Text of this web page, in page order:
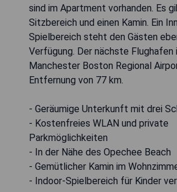
sind im Apartment vorhanden. Es
Sitzbereich und einen Kamin. Ein
Spielbereich steht den Gästen
Verfügung. Der nächste Flughafen
Manchester Boston Regional
Entfernung von 77 km.
- Geräumige Unterkunft mit drei
- Kostenfreies WLAN und private
Parkmöglichkeiten
- In der Nähe des Opechee Beach
- Gemütlicher Kamin im
- Indoor-Spielbereich für Kinder